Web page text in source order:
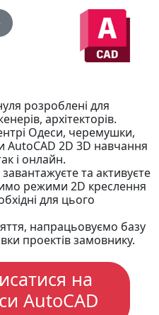
розроблені для
архітекторів.
Одеси, черемушки,
AutoCAD 2D 3D навчання
і онлайн.
та активуєте
режими 2D креслення
для цього
напрацьовуємо базу
проектів замовнику.
на
AutoCAD